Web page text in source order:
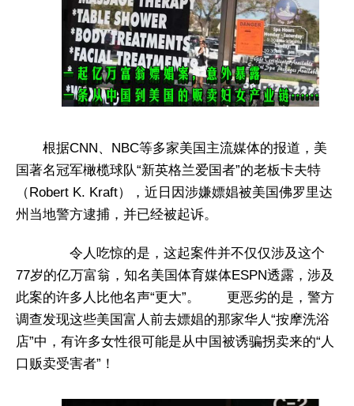
根据CNN、NBC等多家美国主流媒体的报道，美
国著名冠军橄榄球队“新英格兰爱国者”的老板卡夫特
（Robert K. Kraft），近日因涉嫌嫖娼被美国佛罗里达
州当地警方逮捕，并已经被起诉。
​ 令人吃惊的是，这起案件并不仅仅涉及这个
77岁的亿万富翁，知名美国体育媒体ESPN透露，涉及
此案的许多人比他名声“更大”。​ 更恶劣的是，警方
调查发现这些美国富人前去嫖娼的那家华人“按摩洗浴
店”中，有许多女性很可能是从中国被诱骗拐卖来的“人
口贩卖受害者”！